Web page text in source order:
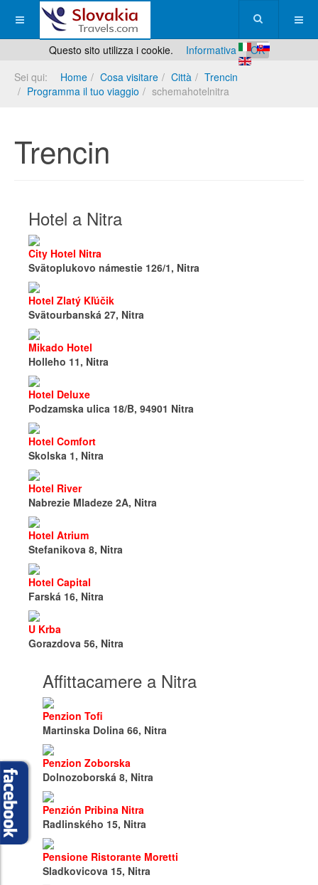
Questo sito utilizza i cookie. Informativa
OK
Sei qui:
Home Cosa visitare Città
Trencin
Programma il tuo viaggio
schemahotelnitra
Trencin
Hotel a Nitra
City Hotel Nitra
Svätoplukovo námestie 126/1, Nitra
Hotel Zlatý Kľúčik
Svätourbanská 27, Nitra
Mikado Hotel
Holleho 11, Nitra
Hotel Deluxe
Podzamska ulica 18/B, 94901 Nitra
Hotel Comfort
Skolska 1, Nitra
Hotel River
Nabrezie Mladeze 2A, Nitra
Hotel Atrium
Stefanikova 8, Nitra
Hotel Capital
Farská 16, Nitra
U Krba
Gorazdova 56, Nitra
Affittacamere a Nitra
Penzion Tofi
Martinska Dolina 66, Nitra
Penzion Zoborska
Dolnozoborská 8, Nitra
Penzión Pribina Nitra
Radlinského 15, Nitra
Pensione Ristorante Moretti
Sladkovicova 15, Nitra